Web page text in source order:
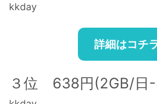
kkday
詳細はコチ
３位 638円(2GB/日-